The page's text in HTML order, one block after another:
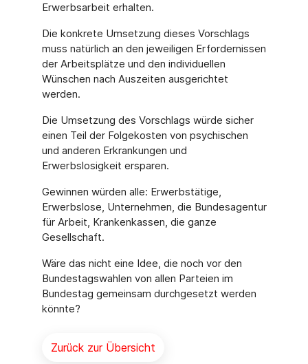
Erwerbsarbeit erhalten.
Die konkrete Umsetzung dieses Vorschlags
muss natürlich an den jeweiligen Erfordernissen
der Arbeitsplätze und den individuellen
Wünschen nach Auszeiten ausgerichtet
werden.
Die Umsetzung des Vorschlags würde sicher
einen Teil der Folgekosten von psychischen
und anderen Erkrankungen und
Erwerbslosigkeit ersparen.
Gewinnen würden alle: Erwerbstätige,
Erwerbslose, Unternehmen, die Bundesagentur
für Arbeit, Krankenkassen, die ganze
Gesellschaft.
Wäre das nicht eine Idee, die noch vor den
Bundestagswahlen von allen Parteien im
Bundestag gemeinsam durchgesetzt werden
könnte?
Zurück zur Übersicht